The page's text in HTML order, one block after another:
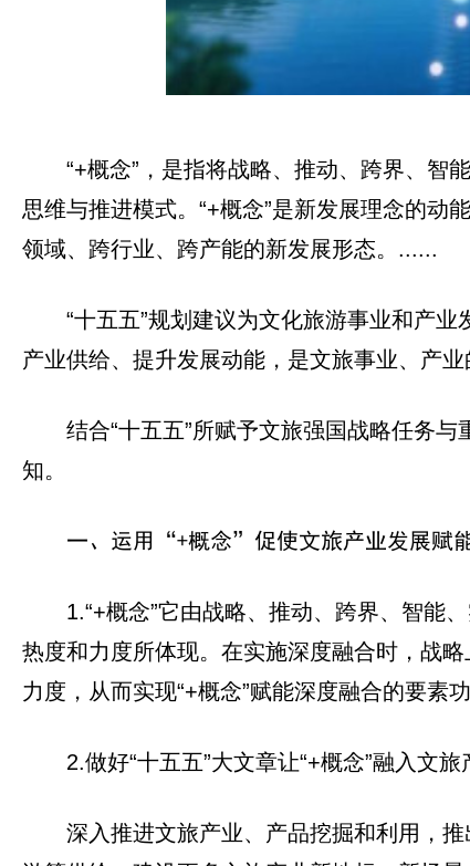
“+概念”，是指将战略、推动、跨界、智
思维与推进模式。“+概念”是新发展理念的
领域、跨行业、跨产能的新发展形态。......
“十五五”规划建议为文化旅游事业和产
产业供给、提升发展动能，是文旅事业、产业
结合“十五五”所赋予文旅强国战略任务
知。
一、运用“+概念”促使文旅产业发展赋
1.“+概念”它由战略、推动、跨界、智能
热度和力度所体现。在实施深度融合时，战
力度，从而实现“+概念”赋能深度融合的要素功
2.做好“十五五”大文章让“+概念”融入文旅
深入推进文旅产业、产品挖掘和利用，